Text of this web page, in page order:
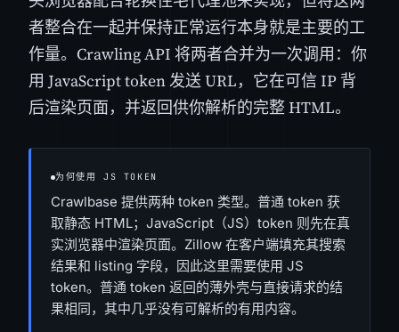
者整合在一起并保持正常运行本身就是主要的工
作量。Crawling API 将两者合并为一次调用：你
用 JavaScript token 发送 URL，它在可信 IP 背
后渲染页面，并返回供你解析的完整 HTML。
为何使用 JS TOKEN
Crawlbase 提供两种 token 类型。普通 token 获
取静态 HTML；JavaScript（JS）token 则先在真
实浏览器中渲染页面。Zillow 在客户端填充其搜索
结果和 listing 字段，因此这里需要使用 JS
token。普通 token 返回的薄外壳与直接请求的结
果相同，其中几乎没有可解析的有用内容。